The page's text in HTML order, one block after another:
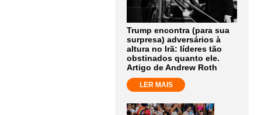
Trump encontra (para sua
surpresa) adversários à
altura no Irã: líderes tão
obstinados quanto ele.
Artigo de Andrew Roth
LER MAIS